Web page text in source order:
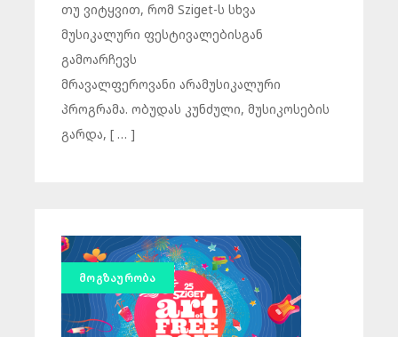
თუ ვიტყვით, რომ Sziget-ს სხვა
მუსიკალური ფესტივალებისგან
გამოარჩევს
მრავალფეროვანი არამუსიკალური
პროგრამა. ობუდას კუნძული, მუსიკოსების
გარდა, [ … ]
ᲛᲝᲒᲖᲐᲣᲠᲝᲑᲐ